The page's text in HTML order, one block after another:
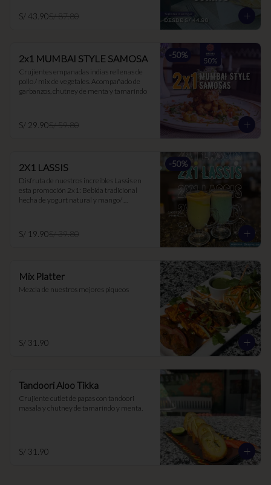
S/ 43.90S/ 87.80
-50%
2x1 MUMBAI STYLE SAMOSA
Crujientes empanadas indias rellenas de
pollo / mix de vegetales. Acompañado de
garbanzos, chutney de menta y tamarindo
S/ 29.90S/ 59.80
-50%
2X1 LASSIS
Disfruta de nuestros increíbles Lassis en
esta promoción 2x1: Bebida tradicional
hecha de yogurt natural y mango/
picante y es muy buen digestivo.
S/ 19.90S/ 39.80
Mix Platter
Mezcla de nuestros mejores piqueos
S/ 31.90
Tandoori Aloo Tikka
Crujiente cutlet de papas con tandoori
masala y chutney de tamarindo y menta.
S/ 31.90